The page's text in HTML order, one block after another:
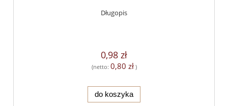
Długopis
0,98 zł
(netto: 0,80 zł)
do koszyka